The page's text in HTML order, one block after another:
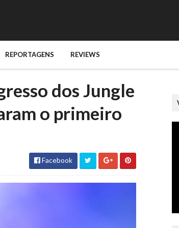
REPORTAGENS REVIEWS
dos Jungle
o primeiro
Facebook